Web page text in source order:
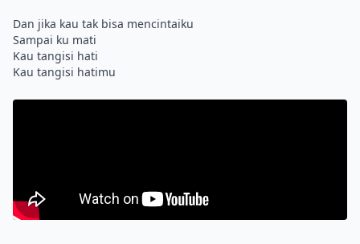
Dan jika kau tak bisa mencintaiku
Sampai ku mati
Kau tangisi hati